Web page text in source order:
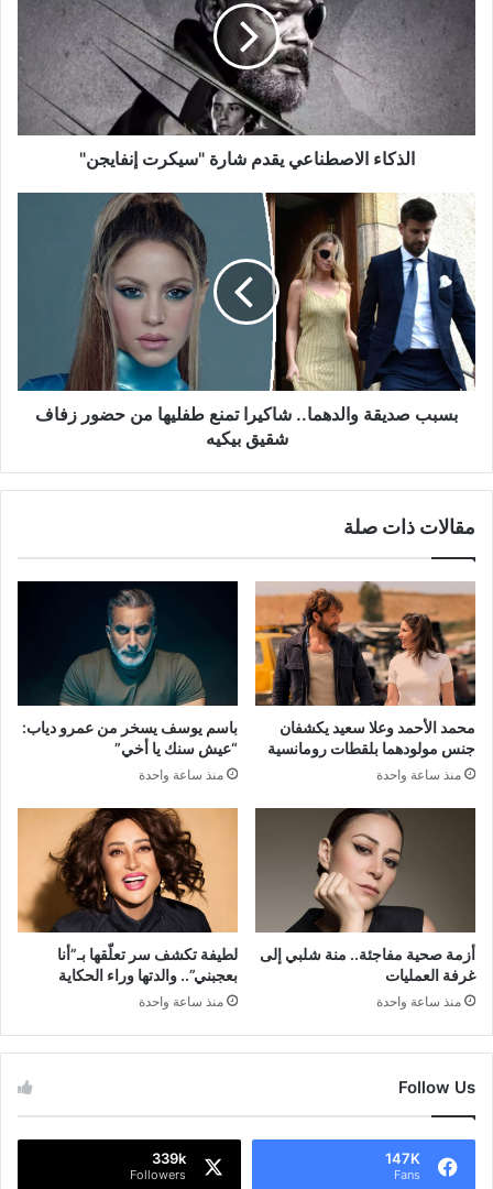
"سيكرت
إنفايجن"
الذكاء الاصطناعي يقدم شارة "سيكرت إنفايجن"
بسبب
صديقة
والدهما..
شاكيرا
تمنع
طفليها
من
حضور
زفاف
شقيق
بسبب صديقة والدهما.. شاكيرا تمنع طفليها من حضور زفاف
شقيق بيكيه
مقالات ذات صلة
محمد الأحمد وعلا سعيد يكشفان
جنس مولودهما بلقطات رومانسية
منذ ساعة واحدة
باسم يوسف يسخر من عمرو دياب:
“عيش سنك يا أخي”
منذ ساعة واحدة
أزمة صحية مفاجئة.. منة شلبي إلى
غرفة العمليات
منذ ساعة واحدة
لطيفة تكشف سر تعلّقها بـ”أنا
بعجبني”.. والدتها وراء الحكاية
منذ ساعة واحدة
Follow Us
147K
Fans
339k
Followers